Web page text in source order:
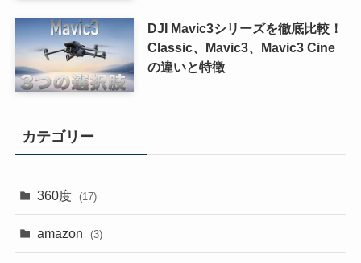
DJI Mavic3シリーズを徹底比較！
Classic、Mavic3、Mavic3 Cine
の違いと特徴
カテゴリー
360度 (17)
amazon (3)